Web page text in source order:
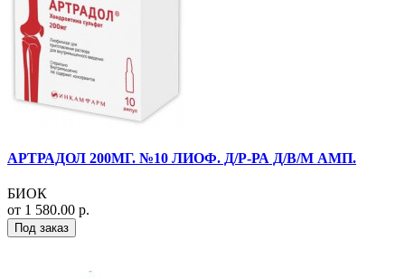
АРТРАДОЛ 200МГ. №10 ЛИОФ. Д/Р-РА Д/В/М АМП.
БИОК
от 1 580.00 р.
Под заказ